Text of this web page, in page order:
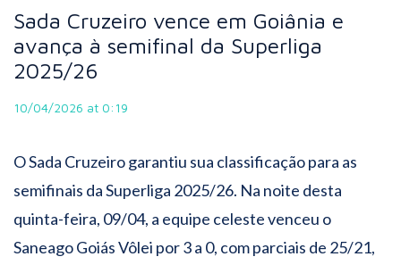
Sada Cruzeiro vence em Goiânia e
avança à semifinal da Superliga
2025/26
10/04/2026 at 0:19
O Sada Cruzeiro garantiu sua classificação para as
semifinais da Superliga 2025/26. Na noite desta
quinta-feira, 09/04, a equipe celeste venceu o
Saneago Goiás Vôlei por 3 a 0, com parciais de 25/21,